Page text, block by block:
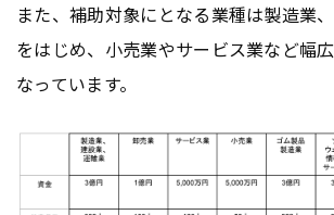
また、補助対象にとなる業種は製造業
をはじめ、小売業やサービス業など幅
なっています。